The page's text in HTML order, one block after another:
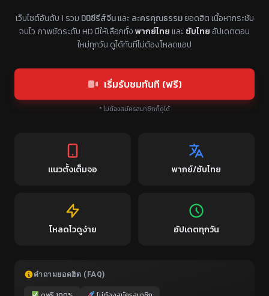
เว็บไซต์อันดับ 1 รวม มินิซีรีส์จีนและ ละครคุณธรรมยอดฮิต เนื้อหากระชับ
จบไว ภาพชัดระดับ HD มีให้เลือกทั้งพากย์ไทยและ ซับไทยอัปเดตตอน
ใหม่ทุกวัน ดูได้ทันทีไม่ต้องโหลดแอป
เริ่มรับชมทันที (ฟรี)
* ไม่ต้องสมัครสมาชิกก็ดูได้
แนวตั้งเต็มจอ พากย์/ซับไทย
โหลดไวดูง่าย อัปเดตทุกวัน
คำถามยอดฮิต (FAQ)